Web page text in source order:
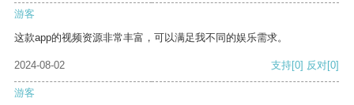
游客
这款app的视频资源非常丰富，可以满足我不同的娱乐需求。
2024-08-02 支持[0] 反对[0]
游客